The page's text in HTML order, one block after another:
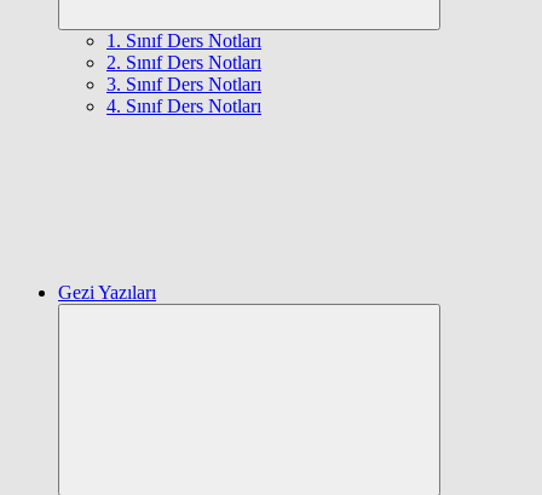
1. Sınıf Ders Notları
2. Sınıf Ders Notları
3. Sınıf Ders Notları
4. Sınıf Ders Notları
Gezi Yazıları